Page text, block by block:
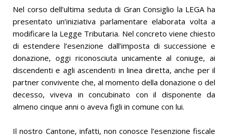
Nel corso dell’ultima seduta di Gran Consiglio la LEGA ha
presentato un’iniziativa parlamentare elaborata volta a
modificare la Legge Tributaria. Nel concreto viene chiesto
di estendere l’esenzione dall’imposta di successione e
donazione, oggi riconosciuta unicamente al coniuge, ai
discendenti e agli ascendenti in linea diretta, anche per il
partner convivente che, al momento della donazione o del
decesso, viveva in concubinato con il disponente da
almeno cinque anni o aveva figli in comune con lui.
Il nostro Cantone, infatti, non conosce l’esenzione fiscale